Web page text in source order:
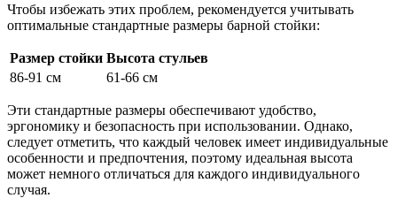
Чтобы избежать этих проблем, рекомендуется учитывать
оптимальные стандартные размеры барной стойки:
Размер стойки Высота стульев
86-91 см
61-66 см
Эти стандартные размеры обеспечивают удобство,
эргономику и безопасность при использовании. Однако,
следует отметить, что каждый человек имеет индивидуальные
особенности и предпочтения, поэтому идеальная высота
может немного отличаться для каждого индивидуального
случая.